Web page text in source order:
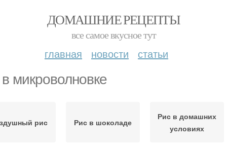
ДОМАШНИЕ РЕЦЕПТЫ
все самое вкусное тут
главная новости статьи
микроволновке
рис Рис в шоколаде
Рис в домашних
условиях